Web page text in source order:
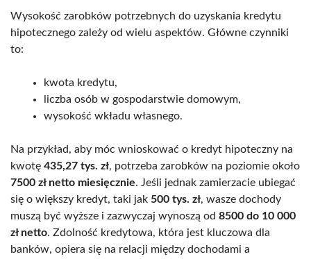
Wysokość zarobków potrzebnych do uzyskania kredytu
hipotecznego zależy od wielu aspektów. Główne czynniki
to:
kwota kredytu,
liczba osób w gospodarstwie domowym,
wysokość wkładu własnego.
Na przykład, aby móc wnioskować o kredyt hipoteczny na
kwotę 435,27 tys. zł, potrzeba zarobków na poziomie około
7500 zł netto miesięcznie. Jeśli jednak zamierzacie ubiegać
się o większy kredyt, taki jak 500 tys. zł, wasze dochody
muszą być wyższe i zazwyczaj wynoszą od 8500 do 10 000
zł netto. Zdolność kredytowa, która jest kluczowa dla
banków, opiera się na relacji między dochodami a